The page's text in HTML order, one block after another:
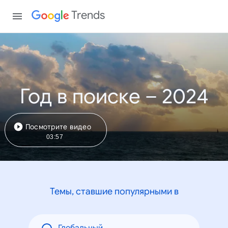
Trends
Год в поиске – 2024
Посмотрите видео
03:57
Темы, ставшие популярными в